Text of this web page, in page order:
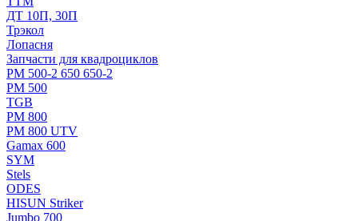
ДТ 10П, 30П
Трэкол
Лопасня
Запчасти для квадроциклов
РМ 500-2 650 650-2
РМ 500
TGB
РМ 800
РМ 800 UTV
Gamax 600
SYM
Stels
ОDЕS
HISUN Striker
Jumbo 700